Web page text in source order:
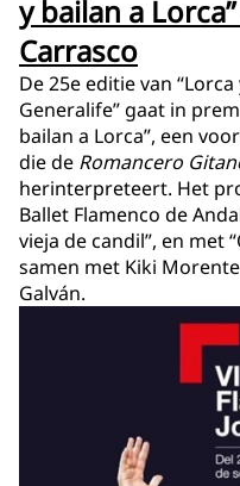
y bailan a
Carrasco
De 25e editie van
Generalife” gaat in
bailan a Lorca”, een
die de Romancero
herinterpreteert. Het
Ballet Flamenco de
vieja de candil”, en met
samen met Kiki
Galván.